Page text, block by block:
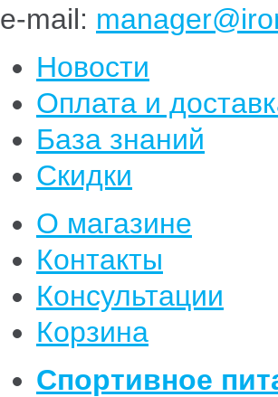
e-mail:
Новости
Оплата и
База знаний
Скидки
О магазине
Контакты
Консультации
Корзина
Спортивное